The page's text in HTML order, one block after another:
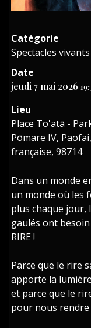
Catégorie
Spectacles vivants
Date
jeudi 7 mai 2026
Lieu
Place To'atā -
Pōmare IV,
française, 98714
Dans un monde
un monde où les
plus chaque jour,
gaulés ont
RIRE !
Parce que le rire
apporte la
et parce que le
pour nous